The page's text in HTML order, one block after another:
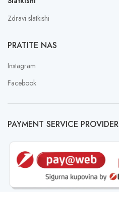
Zdravi slatkishi
PRATITE NAS
Instagram
Facebook
PAYMENT SERVICE PROVIDER